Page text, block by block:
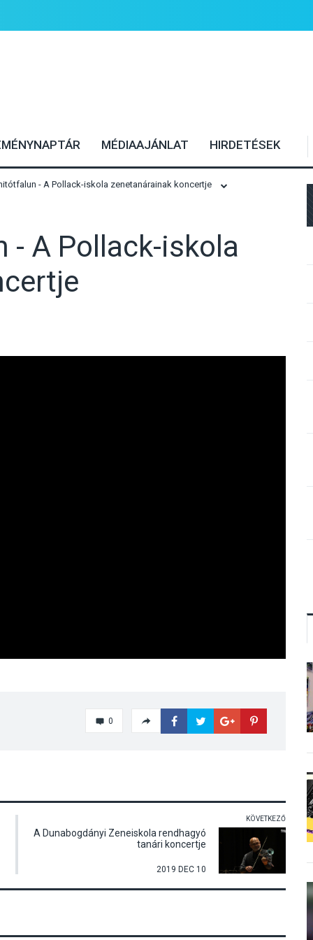
MÉDIAAJÁNLAT HIRDETÉSEK
- A Pollack-iskola zenetanárainak koncertje
A Pollack-iskola
0
KÖVETKEZŐ
A Dunabogdányi Zeneiskola rendhagyó
tanári koncertje
2019 DEC 10